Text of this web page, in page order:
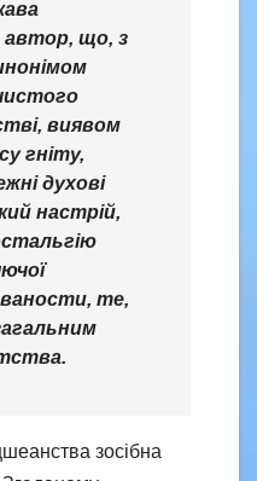
автор, що, з
виявом
гніту,
духові
настрій,
те,
зосібна